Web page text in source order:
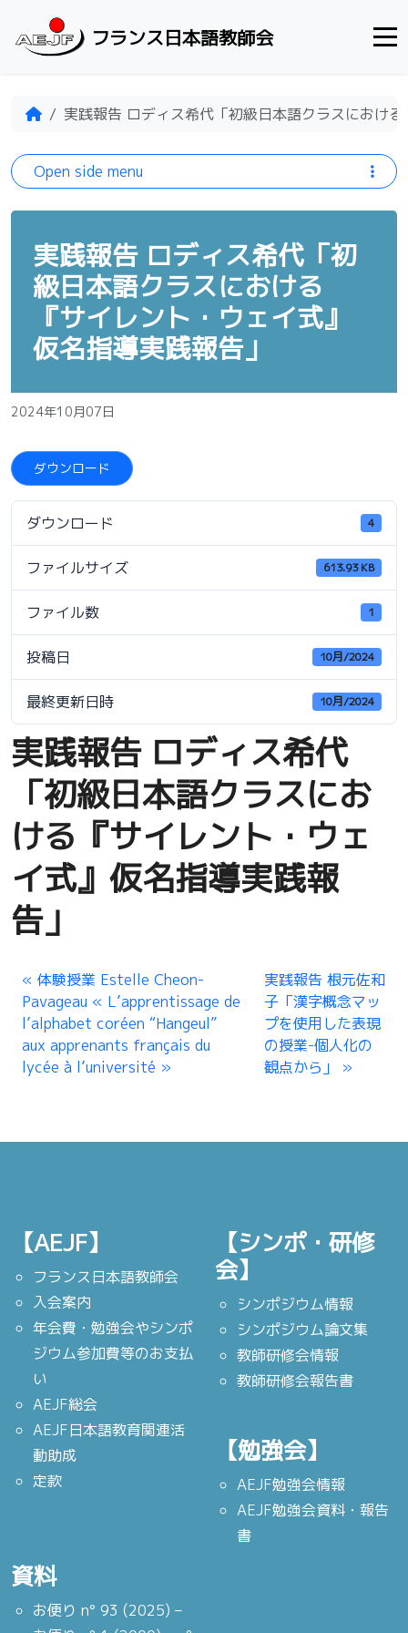
フランス日本語教師会
Home実践報告 ロディス希代「初級日本語クラスにおけ
実践報告 ロディス希代「初
級日本語クラスにおける
『サイレント・ウェイ式』
仮名指導実践報告」
2024年10月07日
ダウンロード
ダウンロード 4
ファイルサイズ 613.93 KB
ファイル数 1
投稿日 10月/2024
最終更新日時 10月/2024
実践報告 ロディス希代
「初級日本語クラスにお
ける『サイレント・ウェ
イ式』仮名指導実践報
告」
体験授業 Estelle Cheon-
Pavageau « L’apprentissage de
l’alphabet coréen “Hangeul”
aux apprenants français du
lycée à l’université »
実践報告 根元佐和
子「漢字概念マッ
プを使用した表現
の授業-個人化の
観点から」
Open side menu
【AEJF】
フランス日本語教師会
入会案内
年会費・勉強会やシンポ
ジウム参加費等のお支払
い
AEJF総会
AEJF日本語教育関連活
動助成
定款
【シンポ・研修
会】
シンポジウム情報
シンポジウム論文集
教師研修会情報
教師研修会報告書
【勉強会】
AEJF勉強会情報
AEJF勉強会資料・報告
書
資料
お便り n° 93 (2025) –